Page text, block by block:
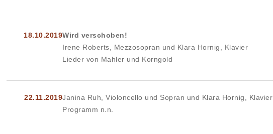
18.10.2019Wird verschoben!
Irene Roberts, Mezzosopran und Klara Hornig, Klavier
Lieder von Mahler und Korngold
22.11.2019Janina Ruh, Violoncello und Sopran und Klara Hornig, Klavier
Programm n.n.